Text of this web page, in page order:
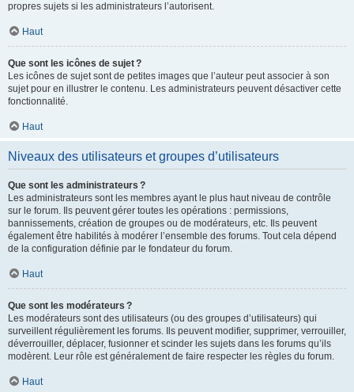
propres sujets si les administrateurs l’autorisent.
Haut
Que sont les icônes de sujet ?
Les icônes de sujet sont de petites images que l’auteur peut associer à son
sujet pour en illustrer le contenu. Les administrateurs peuvent désactiver cette
fonctionnalité.
Haut
Niveaux des utilisateurs et groupes d’utilisateurs
Que sont les administrateurs ?
Les administrateurs sont les membres ayant le plus haut niveau de contrôle
sur le forum. Ils peuvent gérer toutes les opérations : permissions,
bannissements, création de groupes ou de modérateurs, etc. Ils peuvent
également être habilités à modérer l’ensemble des forums. Tout cela dépend
de la configuration définie par le fondateur du forum.
Haut
Que sont les modérateurs ?
Les modérateurs sont des utilisateurs (ou des groupes d’utilisateurs) qui
surveillent régulièrement les forums. Ils peuvent modifier, supprimer, verrouiller,
déverrouiller, déplacer, fusionner et scinder les sujets dans les forums qu’ils
modèrent. Leur rôle est généralement de faire respecter les règles du forum.
Haut